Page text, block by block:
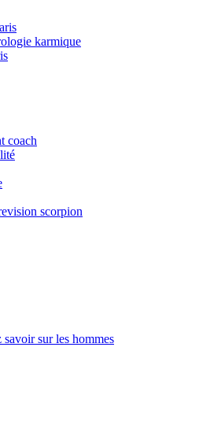
karmique
coach
scorpion
sur les hommes